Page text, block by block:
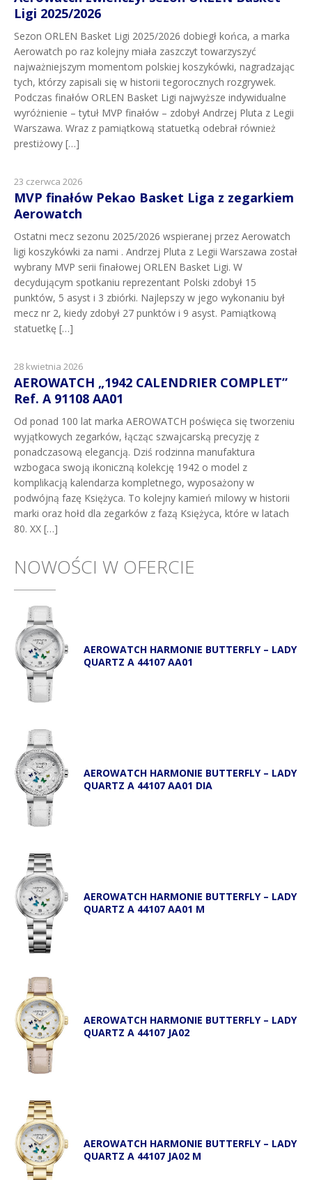
Ligi 2025/2026
Sezon ORLEN Basket Ligi 2025/2026 dobiegł końca, a marka
Aerowatch po raz kolejny miała zaszczyt towarzyszyć
najważniejszym momentom polskiej koszykówki, nagradzając
tych, którzy zapisali się w historii tegorocznych rozgrywek.
Podczas finałów ORLEN Basket Ligi najwyższe indywidualne
wyróżnienie – tytuł MVP finałów – zdobył Andrzej Pluta z Legii
Warszawa. Wraz z pamiątkową statuetką odebrał również
prestiżowy […]
23 czerwca 2026
MVP finałów Pekao Basket Liga z zegarkiem
Aerowatch
Ostatni mecz sezonu 2025/2026 wspieranej przez Aerowatch
ligi koszykówki za nami . Andrzej Pluta z Legii Warszawa został
wybrany MVP serii finałowej ORLEN Basket Ligi. W
decydującym spotkaniu reprezentant Polski zdobył 15
punktów, 5 asyst i 3 zbiórki. Najlepszy w jego wykonaniu był
mecz nr 2, kiedy zdobył 27 punktów i 9 asyst. Pamiątkową
statuetkę […]
28 kwietnia 2026
AEROWATCH „1942 CALENDRIER COMPLET”
Ref. A 91108 AA01
Od ponad 100 lat marka AEROWATCH poświęca się tworzeniu
wyjątkowych zegarków, łącząc szwajcarską precyzję z
ponadczasową elegancją. Dziś rodzinna manufaktura
wzbogaca swoją ikoniczną kolekcję 1942 o model z
komplikacją kalendarza kompletnego, wyposażony w
podwójną fazę Księżyca. To kolejny kamień milowy w historii
marki oraz hołd dla zegarków z fazą Księżyca, które w latach
80. XX […]
NOWOŚCI W OFERCIE
AEROWATCH HARMONIE BUTTERFLY – LADY
QUARTZ A 44107 AA01
AEROWATCH HARMONIE BUTTERFLY – LADY
QUARTZ A 44107 AA01 DIA
AEROWATCH HARMONIE BUTTERFLY – LADY
QUARTZ A 44107 AA01 M
AEROWATCH HARMONIE BUTTERFLY – LADY
QUARTZ A 44107 JA02
AEROWATCH HARMONIE BUTTERFLY – LADY
QUARTZ A 44107 JA02 M